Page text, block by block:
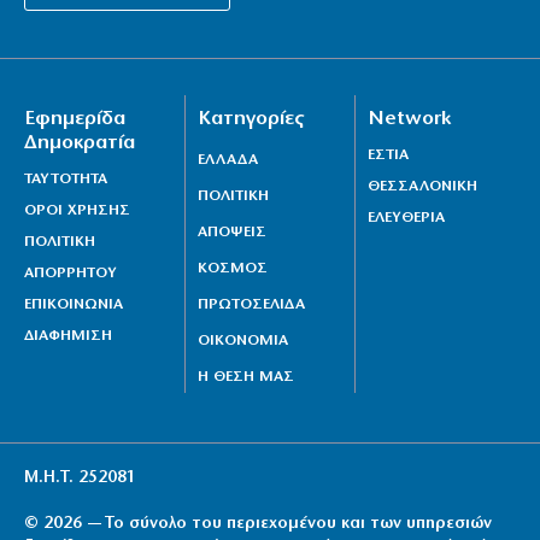
Πιερρακάκης: Αίτημα στην Κομισιόν για επέκταση της
Εθνικής Ρήτρας Διαφυγής στην ενεργειακή
Τραμπ: «Τεράστια αποθέματα οπλισμού των ΗΠΑ»
6|08|2026 | 14:40
Εφημερίδα
Δημοκρατία
ΤΑΥΤΟΤΗΤΑ
ΟΡΟΙ ΧΡΗΣΗΣ
ΠΟΛΙΤΙΚΗ
ΑΠΟΡΡΗΤΟΥ
ΕΠΙΚΟΙΝΩΝΙΑ
ΔΙΑΦΗΜΙΣΗ
Κατηγορίες
ΕΛΛΑΔΑ
ΠΟΛΙΤΙΚΗ
ΑΠΟΨΕΙΣ
ΚΟΣΜΟΣ
ΠΡΩΤΟΣΕΛΙΔΑ
ΟΙΚΟΝΟΜΙΑ
Η ΘΕΣΗ ΜΑΣ
Network
ΕΣΤΙΑ
ΘΕΣΣΑΛΟΝΙΚΗ
ΕΛΕΥΘΕΡΙΑ
Μ.Η.Τ. 252081
© 2026 — Το σύνολο του περιεχομένου και των υπηρεσιών